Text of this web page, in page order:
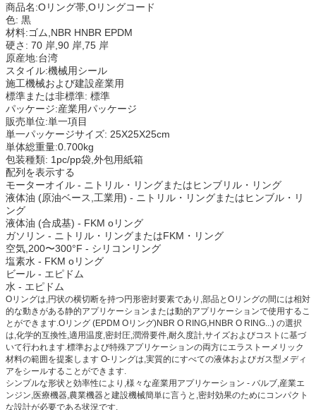
商品名:Oリング帯,Oリングコード
色: 黒
材料:ゴム,NBR HNBR EPDM
硬さ: 70 岸,90 岸,75 岸
原産地:台湾
スタイル:機械用シール
施工機械および建設産業用
標準または非標準: 標準
パッケージ:産業用パッケージ
販売単位:単一項目
単一パッケージサイズ: 25X25X25cm
単体総重量:0.700kg
包装種類: 1pc/pp袋,外包用紙箱
配列を表示する
モーターオイル - ニトリル・リングまたはヒンブリル・リング
液体油 (原油ベース,工業用) - ニトリル・リングまたはヒンブル・リ
ング
液体油 (合成基) - FKM oリング
ガソリン - ニトリル・リングまたはFKM・リング
空気,200〜300°F - シリコンリング
塩素水 - FKM oリング
ビール - エピドム
水 - エピドム
Oリングは,円状の横切断を持つ円形密封要素であり,部品とOリングの間には相対
的な動きがある静的アプリケーションまたは動的アプリケーションで使用するこ
とができます.Oリング (EPDM Oリング)NBR O RING,HNBR O RING...) の選択
は,化学的互換性,適用温度,密封圧,潤滑要件,耐久度計,サイズおよびコストに基づ
いて行われます.標準および特殊アプリケーションの両方にエラストーメリック
材料の範囲を提案します O-リングは,実質的にすべての液体およびガス型メディ
アをシールすることができます.
シンプルな形状と効率性により,様々な産業用アプリケーション - バルブ,産業エ
ンジン,医療機器,農業機器と建設機械簡単に言うと,密封効果のためにコンパクト
な設計が必要である状況です.